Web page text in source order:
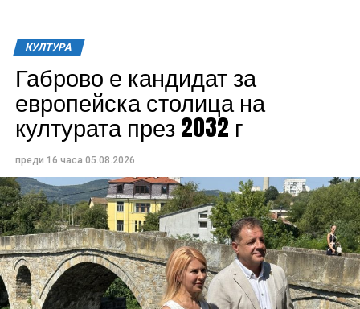
КУЛТУРА
Габрово е кандидат за
европейска столица на
културата през 2032 г
преди 16 часа 05.08.2026